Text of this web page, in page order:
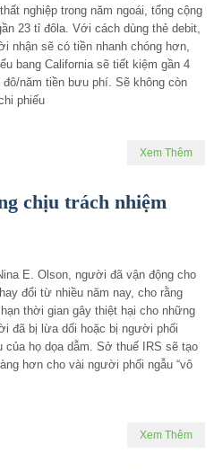
nghiệp trong năm ngoái, tổng cộng
23 tỉ đôla. Với cách dùng thẻ debit,
nhận sẽ có tiền nhanh chóng hơn,
bang California sẽ tiết kiệm gần 4
đô/năm tiền bưu phí. Sẽ không còn
phiếu
Xem Thêm
chịu trách nhiệm
E. Olson, người đã vận động cho
đổi từ nhiều năm nay, cho rằng
thời gian gây thiệt hại cho những
đã bị lừa dối hoặc bị người phối
của họ dọa dẫm. Sở thuế IRS sẽ tạo
hơn cho vài người phối ngẫu “vô
Xem Thêm